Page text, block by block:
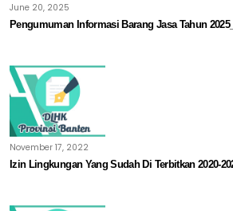
June 20, 2025
Pengumuman Informasi Barang Jasa Tahun
November 17, 2022
Izin Lingkungan Yang Sudah Di Terbitkan 2020-